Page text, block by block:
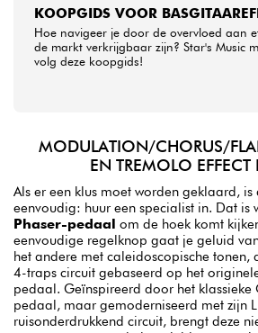
KOOPGIDS VOOR
Hoe navigeer je door de overvloed aan
de markt verkrijgbaar zijn? Star's Music
volg deze koopgids!
MODULATION/CHORUS/
EN TREMOLO EFFECT
Als er een klus moet worden geklaard,
eenvoudig: huur een specialist in. Dat is
Phaser-pedaal om de hoek komt
eenvoudige regelknop gaat je geluid
het andere met caleidoscopische tonen,
4-traps circuit gebaseerd op het
pedaal. Geïnspireerd door het klassieke
pedaal, maar gemoderniseerd met zijn
ruisonderdrukkend circuit, brengt deze